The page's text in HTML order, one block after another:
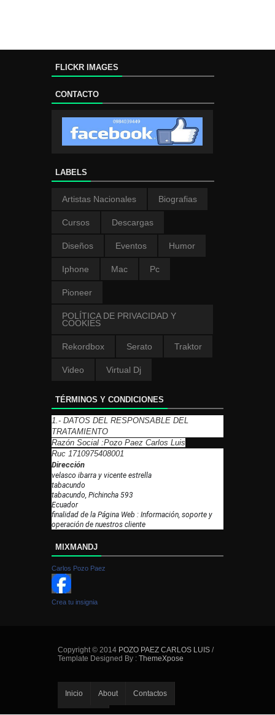
FLICKR IMAGES
CONTACTO
LABELS
Artistas Nacionales Biografias
Cursos Descargas
Diseños Eventos Humor
Iphone Mac Pc
Pioneer
POLÍTICA DE PRIVACIDAD Y
COOKIES
Rekordbox Serato Traktor
Video Virtual Dj
TÉRMINOS Y CONDICIONES
1.- DATOS DEL RESPONSABLE DEL
TRATAMIENTO
Razón Social :Pozo Paez Carlos Luis
Ruc 1710975408001
Dirección
velasco ibarra y vicente estrella
tabacundo
tabacundo, Pichincha 593
Ecuador
finalidad de la Página Web : Información, soporte y
operación de nuestros cliente
MIXMANDJ
Carlos Pozo Paez
Crea tu insignia
Copyright © 2014 POZO PAEZ CARLOS LUIS /
Template Designed By : ThemeXpose
Inicio About Contactos